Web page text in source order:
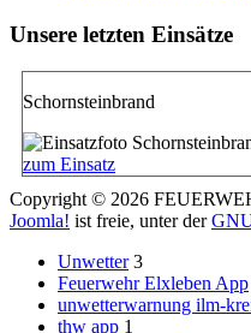
Unsere letzten Einsätze
Schornsteinbrand
zum Einsatz
Copyright © 2026
Joomla! ist freie, unter der
Unwetter 3
Feuerwehr Elxleben App
unwetterwarnung ilm-
thw app 1